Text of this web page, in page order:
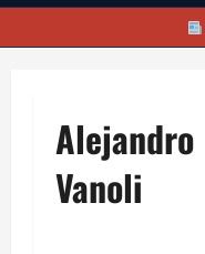
Alejandro
Vanoli